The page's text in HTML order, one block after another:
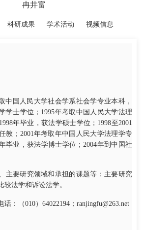
冉井富
科研成果 学术活动 视频信息
中国人民大学社会学系社会学专业本科，
学士学位；1995年考取中国人民大学法理
年毕业，获法学硕士学位；1998至2001
教；2001年考取年中国人民大学法理学专
毕业，获法学博士学位；2004年到中国社
主要研究领域和承担的课题等：主要研究
法学和诉讼法学。
：（010）64022194；ranjingfu@263.net